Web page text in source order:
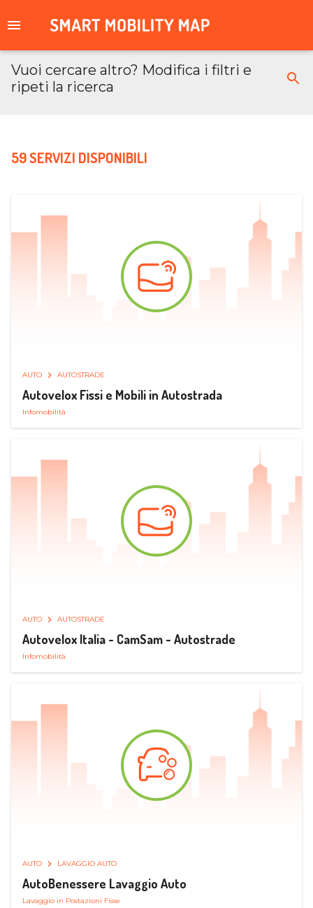
Vuoi cercare altro? Modifica i filtri e
ripeti la ricerca
59 SERVIZI DISPONIBILI
AUTO AUTOSTRADE
Autovelox Fissi e Mobili in Autostrada
Infomobilità
AUTO AUTOSTRADE
Autovelox Italia - CamSam - Autostrade
Infomobilità
AUTO LAVAGGIO AUTO
AutoBenessere Lavaggio Auto
Lavaggio in Postazioni Fisse